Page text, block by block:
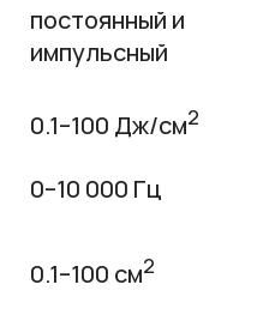
постоянный и
импульсный
0.1–100 Дж/см2
0–10 000 Гц
0.1–100 см2